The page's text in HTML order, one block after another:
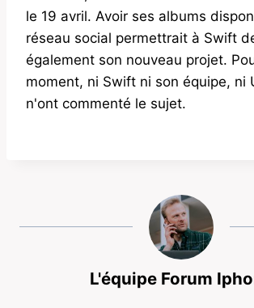
le 19 avril. Avoir ses albums
réseau social permettrait à Swift
également son nouveau projet.
moment, ni Swift ni son équipe, ni
n'ont commenté le sujet.
L'équipe Forum